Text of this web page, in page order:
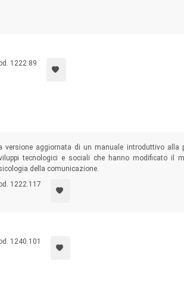
1222.89
versione aggiornata di un manuale introduttivo
tecnologici e sociali che hanno modificato il
della comunicazione.
1222.117
1240.101